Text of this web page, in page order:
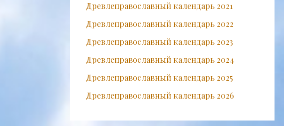
Древлеправославный календарь 2021
Древлеправославный календарь 2022
Древлеправославный календарь 2023
Древлеправославный календарь 2024
Древлеправославный календарь 2025
Древлеправославный календарь 2026